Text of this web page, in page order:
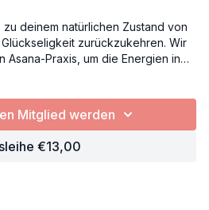
deinem natürlichen Zustand von
zurückzukehren. Wir
Asana-Praxis, um die Energien in
Energiekanäle zu öffnen.
zurück in deine innere Freude
Mitglied werden
€13,00